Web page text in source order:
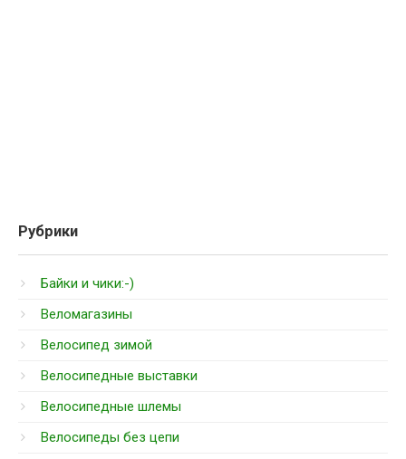
Рубрики
Байки и чики:-)
Веломагазины
Велосипед зимой
Велосипедные выставки
Велосипедные шлемы
Велосипеды без цепи